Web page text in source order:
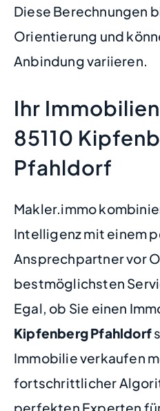
Diese Berechnungen
Orientierung und
Anbindung variieren.
Ihr
85110
Pfahldorf
Makler.immo
Intelligenz mit einem
Ansprechpartner vor
bestmöglichsten
Egal, ob Sie einen
Kipfenberg Pfahldorf
Immobilie verkaufen
fortschrittlicher
perfekten Experten